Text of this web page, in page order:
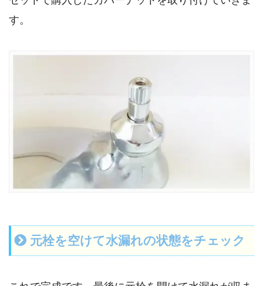
す。
元栓を空けて水漏れの状態をチェック